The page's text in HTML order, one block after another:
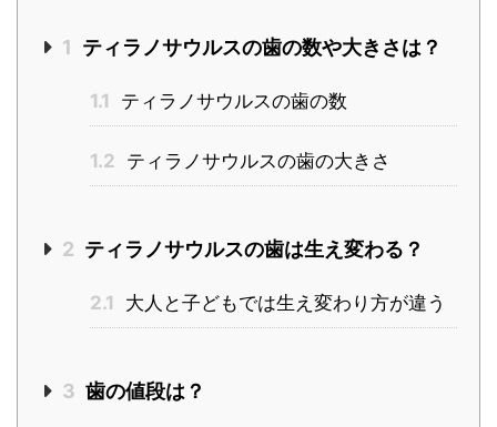
1 ティラノサウルスの歯の数や大きさは？
1.1 ティラノサウルスの歯の数
1.2 ティラノサウルスの歯の大きさ
2 ティラノサウルスの歯は生え変わる？
2.1 大人と子どもでは生え変わり方が違う
3 歯の値段は？